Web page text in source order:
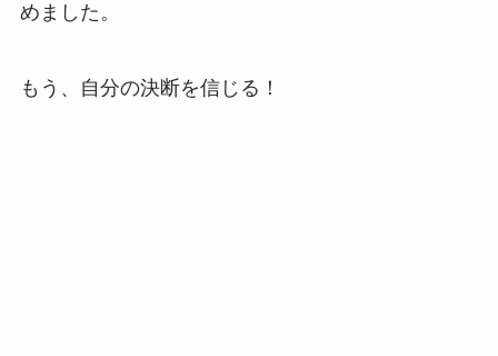
めました。
もう、自分の決断を信じる！